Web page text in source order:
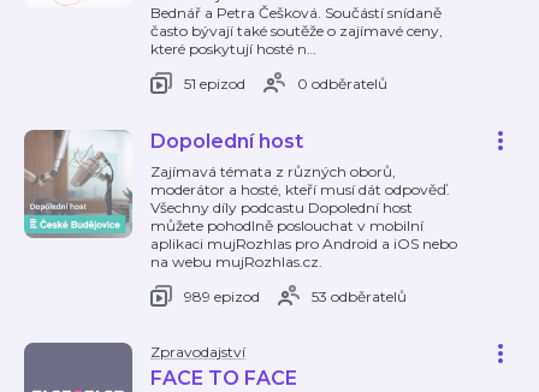
Bednář a Petra Češková. Součástí snídaně
často bývají také soutěže o zajímavé ceny,
které poskytují hosté n…
51 epizod
0 odběratelů
Dopolední host
Zajímavá témata z různých oborů,
moderátor a hosté, kteří musí dát odpověď.
Všechny díly podcastu Dopolední host
můžete pohodlně poslouchat v mobilní
aplikaci mujRozhlas pro Android a iOS nebo
na webu mujRozhlas.cz.
989 epizod
53 odběratelů
Zpravodajství
FACE TO FACE